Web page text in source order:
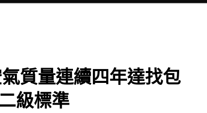
質量連續四年達找包
級標準